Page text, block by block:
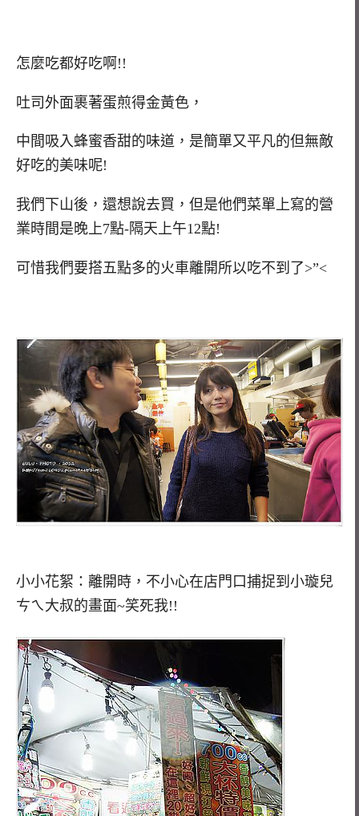
怎麼吃都好吃啊!!
吐司外面裹著蛋煎得金黃色，
中間吸入蜂蜜香甜的味道，是簡單又平凡的但無敵
好吃的美味呢!
我們下山後，還想說去買，但是他們菜單上寫的營
業時間是晚上7點-隔天上午12點!
可惜我們要搭五點多的火車離開所以吃不到了>”<
小小花絮：離開時，不小心在店門口捕捉到小璇兒
ㄘㄟ大叔的畫面~笑死我!!